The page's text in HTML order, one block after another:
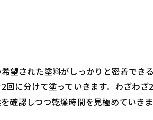
望された塗料がしっかりと密着でき
に分けて塗っていきます。わざわ
確認しつつ乾燥時間を見極めていき